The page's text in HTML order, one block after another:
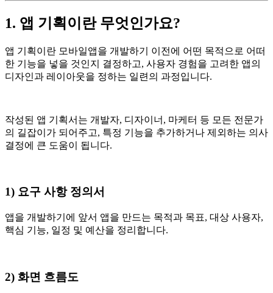
1. 앱 기획이란 무엇인가요?
앱 기획이란 모바일앱을 개발하기 이전에 어떤 목적으로 어떠
한 기능을 넣을 것인지 결정하고, 사용자 경험을 고려한 앱의
디자인과 레이아웃을 정하는 일련의 과정입니다.
작성된 앱 기획서는 개발자, 디자이너, 마케터 등 모든 전문가
의 길잡이가 되어주고, 특정 기능을 추가하거나 제외하는 의사
결정에 큰 도움이 됩니다.
1) 요구 사항 정의서
앱을 개발하기에 앞서 앱을 만드는 목적과 목표, 대상 사용자,
핵심 기능, 일정 및 예산을 정리합니다.
2) 화면 흐름도